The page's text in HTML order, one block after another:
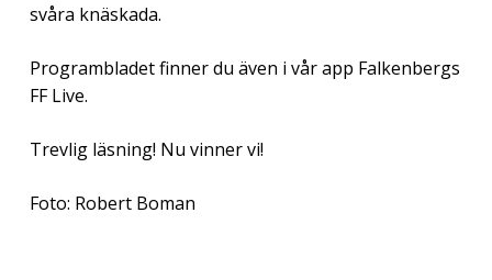
svåra knäskada.
Programbladet finner du även i vår app Falkenbergs
FF Live.
Trevlig läsning! Nu vinner vi!
Foto: Robert Boman